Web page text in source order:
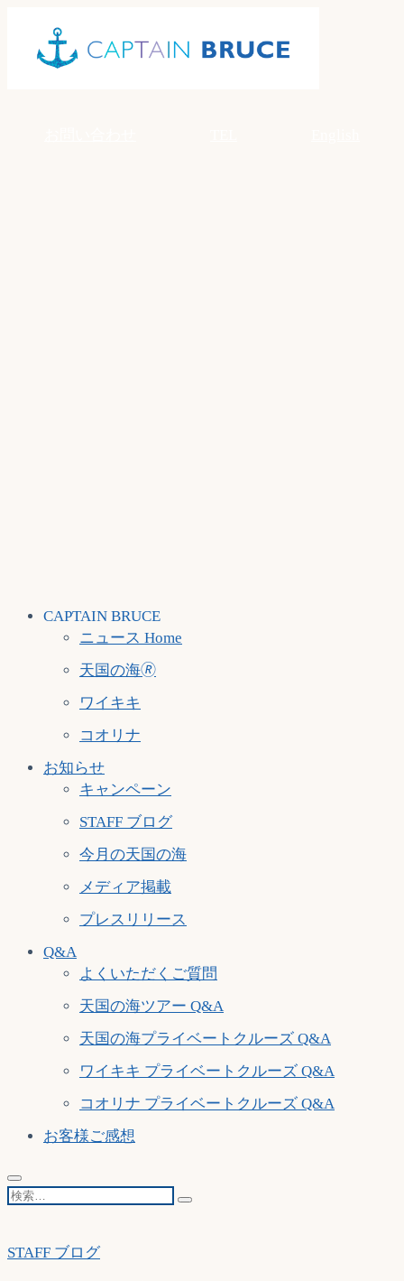
content
CAPTAIN BRUCE
ニュース Home
天国の海🄬
ワイキキ
コオリナ
お知らせ
キャンペーン
STAFF ブログ
今月の天国の海
メディア掲載
プレスリリース
Q&A
よくいただくご質問
天国の海ツアー Q&A
天国の海プライベートクルーズ Q&A
ワイキキ プライベートクルーズ Q&A
コオリナ プライベートクルーズ Q&A
お客様ご感想
検
STAFF ブログ